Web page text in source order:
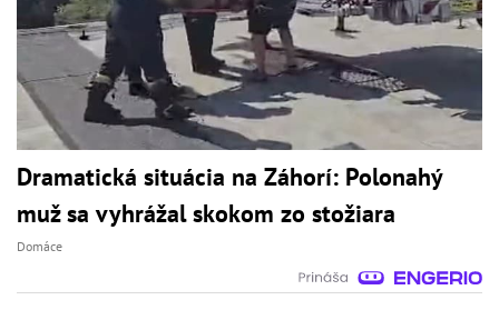
Dramatická situácia na Záhorí: Polonahý
muž sa vyhrážal skokom zo stožiara
Domáce